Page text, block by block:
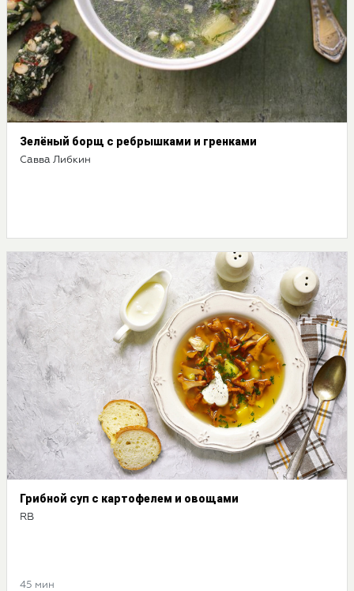
Зелёный борщ с ребрышками и гренками
Савва Либкин
Грибной суп с картофелем и овощами
RB
45 мин